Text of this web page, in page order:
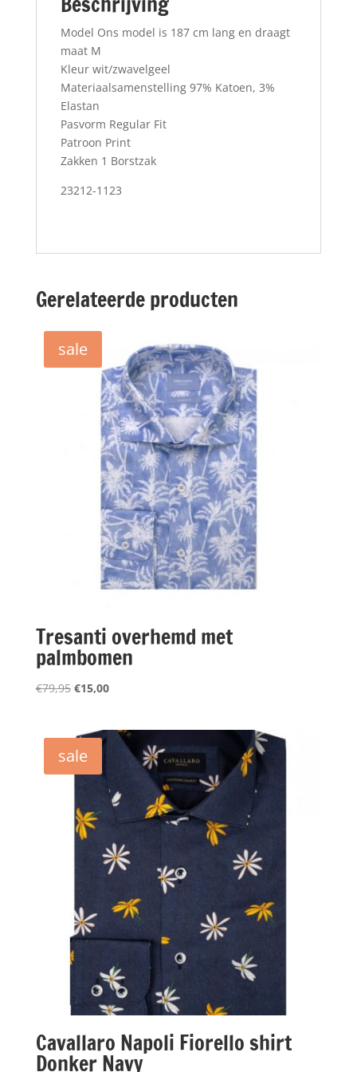
Model Ons model is 187 cm lang en draagt
maat M
Kleur wit/zwavelgeel
Materiaalsamenstelling 97% Katoen, 3%
Elastan
Pasvorm Regular Fit
Patroon Print
Zakken 1 Borstzak
23212-1123
Gerelateerde producten
sale
Tresanti overhemd met
palmbomen
€79,95 Oorspronkelijke
€79,95.
€15,00Huidige
€15,00.
sale
Cavallaro Napoli Fiorello shirt
Donker Navy